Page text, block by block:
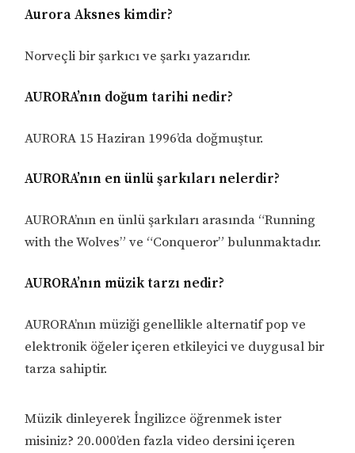
Aurora Aksnes kimdir?
Norveçli bir şarkıcı ve şarkı yazarıdır.
AURORA’nın doğum tarihi nedir?
AURORA 15 Haziran 1996’da doğmuştur.
AURORA’nın en ünlü şarkıları nelerdir?
AURORA’nın en ünlü şarkıları arasında “Running
with the Wolves” ve “Conqueror” bulunmaktadır.
AURORA’nın müzik tarzı nedir?
AURORA’nın müziği genellikle alternatif pop ve
elektronik öğeler içeren etkileyici ve duygusal bir
tarza sahiptir.
Müzik dinleyerek İngilizce öğrenmek ister
misiniz? 20.000’den fazla video dersini içeren